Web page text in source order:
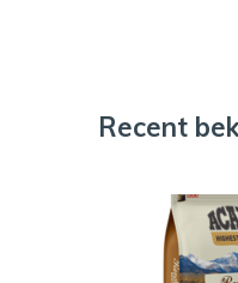
Recent